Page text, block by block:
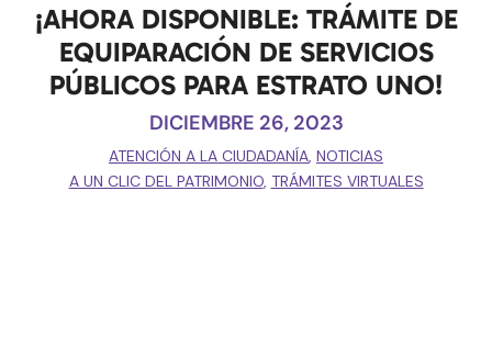
¡AHORA DISPONIBLE: TRÁMITE DE
EQUIPARACIÓN DE SERVICIOS
PÚBLICOS PARA ESTRATO UNO!
DICIEMBRE 26, 2023
ATENCIÓN A LA CIUDADANÍA NOTICIAS
A UN CLIC DEL PATRIMONIO, TRÁMITES VIRTUALES